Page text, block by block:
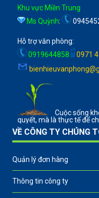
Khu vực Miền Trung
Ms Quỳnh:
Hỗ trợ văn phòng:
0919644858
0971
Cuộc sống
quyết, mà là thực tế để
VỀ CÔNG TY CHÚNG
Quản lý đơn hàng
Thông tin công ty